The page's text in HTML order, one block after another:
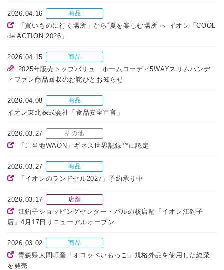
2026.04.16 商品
「買いものに行く場所」から“夏を楽しむ場所”へ イオン「COOL
de ACTION 2026」
2026.04.15 商品
2025年販売トップバリュ ホームコーディ5WAYスリムハンデ
ィファン商品回収のお詫びとお知らせ
2026.04.08 商品
イオン東北株式会社「食品安全宣言」
2026.03.27 その他
「ご当地WAON」ギネス世界記録™に認定
2026.03.27 商品
「イオンのランドセル2027」予約承り中
2026.03.17 店舗
江釣子ショッピングセンター・パルの核店舗「イオン江釣子
店」4月17日リニューアルオープン
2026.03.02 商品
青森県大間町産「オコッペいもっこ」規格外品を使用した総菜
を発売